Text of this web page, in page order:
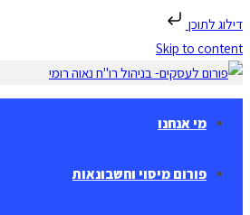
דילוג לתוכן
Skip to content
מי אנחנו
פורום מיסוי וחשבונאות